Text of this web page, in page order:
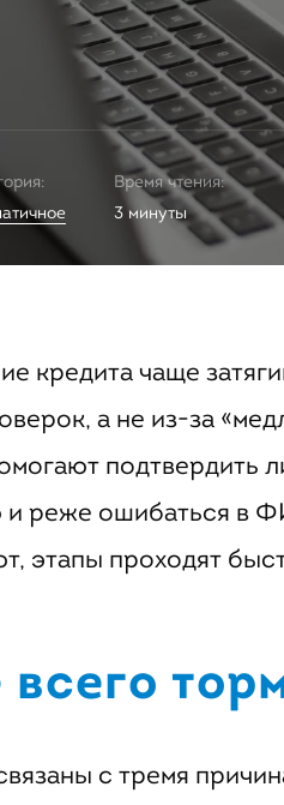
Время чтения:
3 минуты
кредита чаще
а не из-за
подтвердить
и реже ошибаться в
этапы проходят
с тремя